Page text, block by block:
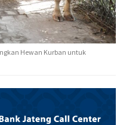
Hewan Kurban untuk